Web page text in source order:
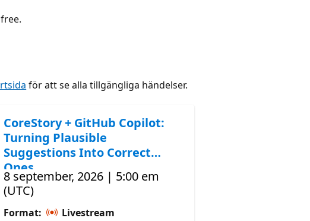
för att se alla tillgängliga händelser.
CoreStory + GitHub Copilot:
Turning Plausible
Suggestions Into Correct
Ones
8 september, 2026 | 5:00 em
(UTC)
Format:
Livestream